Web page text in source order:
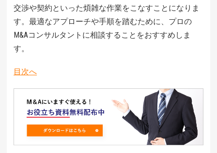
交渉や契約といった煩雑な作業をこなすことになりま
す。最適なアプローチや手順を踏むために、プロの
M&Aコンサルタントに相談することをおすすめしま
す。
目次へ